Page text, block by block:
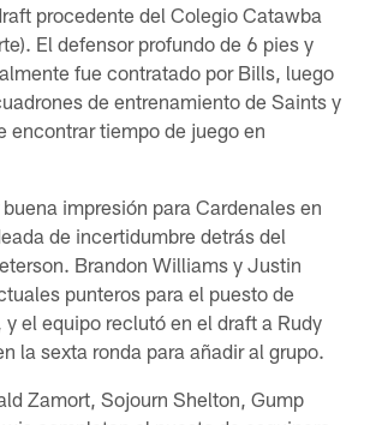
procedente del Colegio Catawba
El defensor profundo de 6 pies y
fue contratado por Bills, luego
de entrenamiento de Saints y
encontrar tiempo de juego en
impresión para Cardenales en
de incertidumbre detrás del
Brandon Williams y Justin
punteros para el puesto de
el equipo reclutó en el draft a Rudy
la sexta ronda para añadir al grupo.
Zamort, Sojourn Shelton, Gump